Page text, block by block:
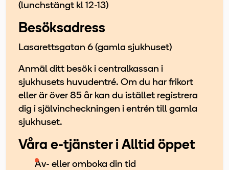
(lunchstängt kl 12-13)
Besöksadress
Lasarettsgatan 6 (gamla sjukhuset)
Anmäl ditt besök i centralkassan i
sjukhusets huvudentré. Om du har frikort
eller är över 85 år kan du istället registrera
dig i självincheckningen i entrén till gamla
sjukhuset.
Våra e-tjänster i Alltid öppet
Av- eller omboka din tid